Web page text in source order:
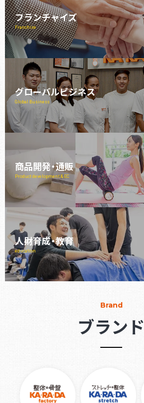
フランチャイズ
Franchise
グローバルビジネス
Global Business
商品開発・通販
Product development & EC
人財育成・教育
education
Brand
ブランド